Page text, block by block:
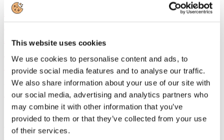
This website uses cookies
We use cookies to personalise content and ads, to
provide social media features and to analyse our traffic.
We also share information about your use of our site with
our social media, advertising and analytics partners who
may combine it with other information that you’ve
provided to them or that they’ve collected from your use
of their services.
Apre la 30° edizione della Mostra
Lucca: necessaria una decarbonizzazione
che gli Stati limitrofi, ed extra UE,
prestano alle bollette di gas ed elettricità
dell’industria
Richieste al Governo la